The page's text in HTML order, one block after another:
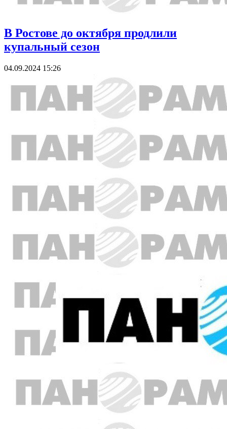
В Ростове до октября продлили
купальный сезон
04.09.2024 15:26